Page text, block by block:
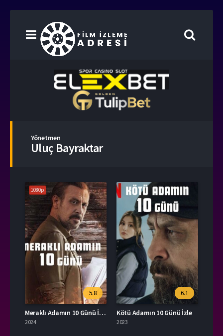
Yönetmen
Uluç Bayraktar
1080p
5.8
Meraklı Adamın 10 Günü İzle
2024
6.1
Kötü Adamın 10 Günü İzle
2023